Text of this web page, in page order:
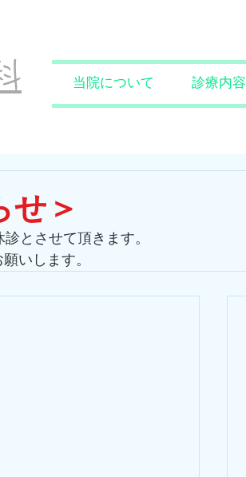
当院について 診療内容
せ＞
とさせて頂きます。
いします。